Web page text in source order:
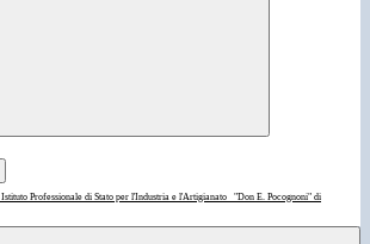
Istituto Professionale di Stato per l'Industria e l'Artigianato
"Don E. Pocognoni" di